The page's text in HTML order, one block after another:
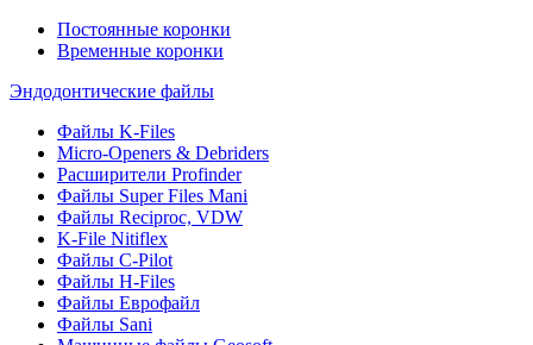
Постоянные коронки
Временные коронки
Эндодонтические файлы
Файлы K-Files
Micro-Openers & Debriders
Расширители Profinder
Файлы Super Files Mani
Файлы Reciproc, VDW
K-File Nitiflex
Файлы C-Pilot
Файлы H-Files
Файлы Еврофайл
Файлы Sani